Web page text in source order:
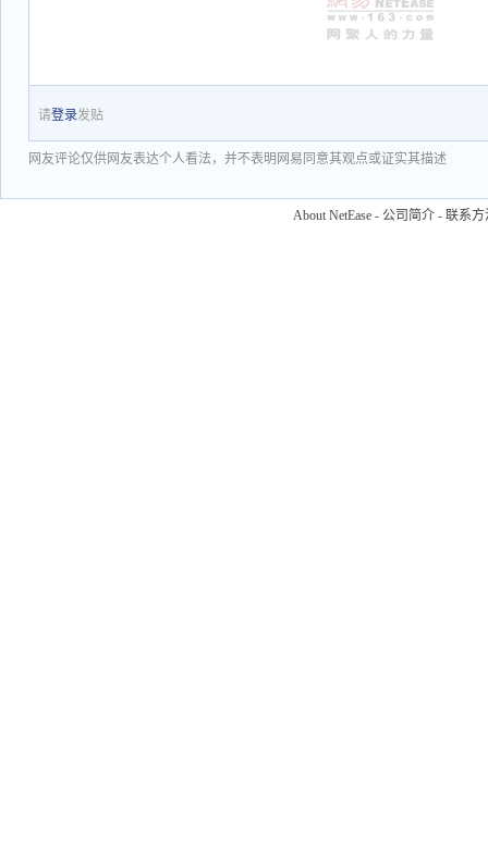
请登录发贴
网友评论仅供网友表达个人看法，并不表明网易同意其观点或证实其描述
About NetEase - 公司简介 - 联系方